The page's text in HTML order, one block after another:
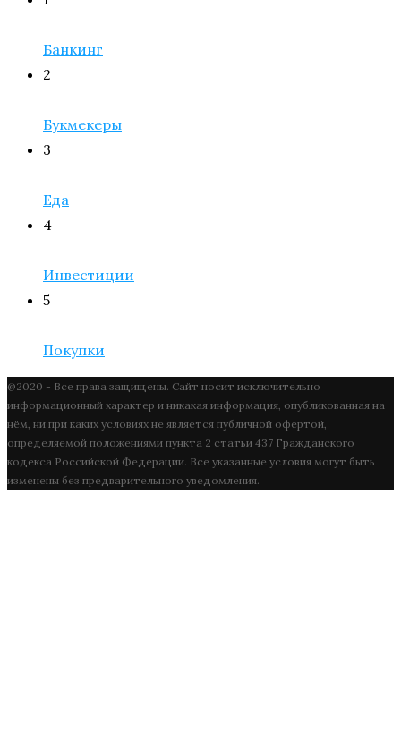
Банкинг
2
Букмекеры
3
Еда
4
Инвестиции
5
Покупки
@2020 - Все права защищены. Сайт носит исключительно
информационный характер и никакая информация, опубликованная на
нём, ни при каких условиях не является публичной офертой,
определяемой положениями пункта 2 статьи 437 Гражданского
кодекса Российской Федерации. Все указанные условия могут быть
изменены без предварительного уведомления.